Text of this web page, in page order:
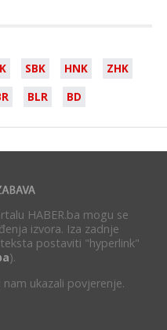
SBK HNK
ZHK
BLR BD
HABER.ba mogu se
izvora. Iza zadnje
postaviti "hyperlink"
).
nam ukazali povjerenje.